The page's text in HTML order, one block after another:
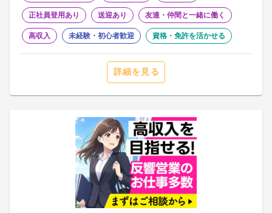
正社員登用あり 送迎あり 友達・仲間と一緒に働く
高収入 未経験・初心者歓迎 資格・免許を活かせる
詳細を見る